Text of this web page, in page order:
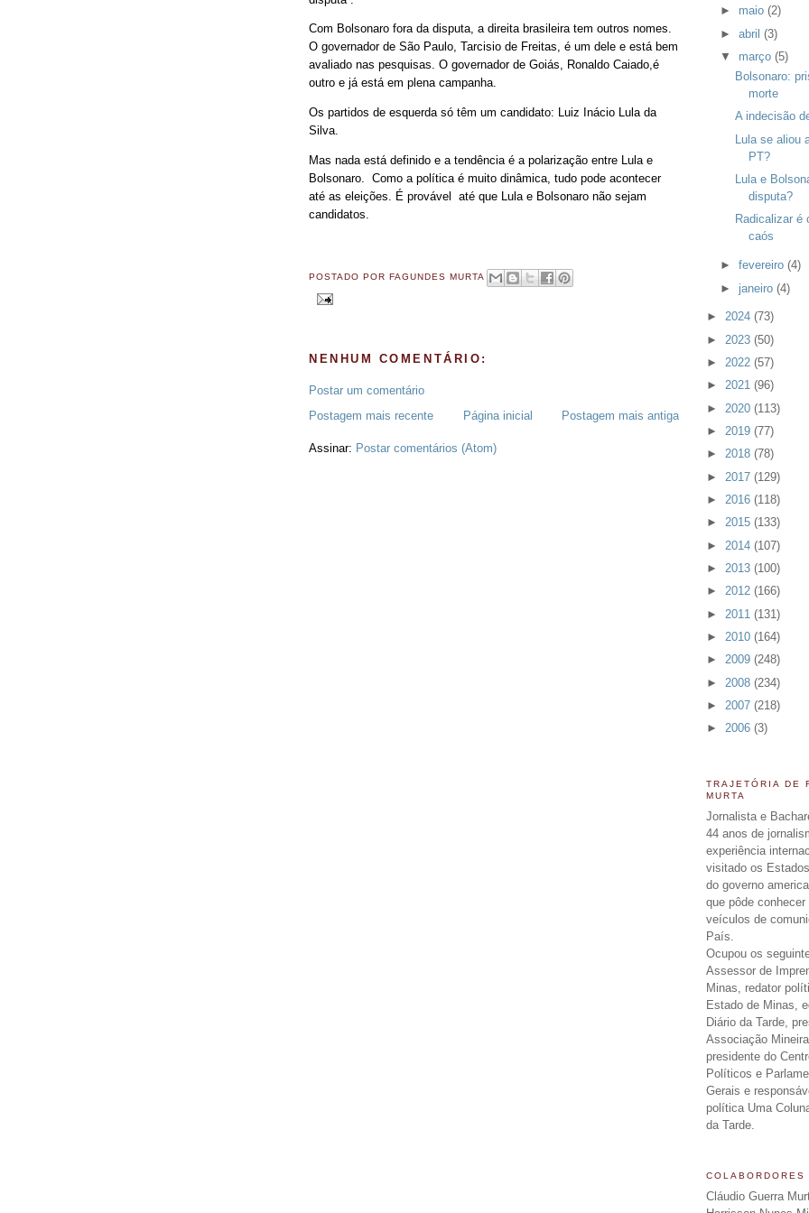
Com Bolsonaro fora da disputa, a direita brasileira tem outros nomes.
O governador de São Paulo, Tarcisio de Freitas, é um dele e está bem
avaliado nas pesquisas. O governador de Goiás, Ronaldo Caiado,é
outro e já está em plena campanha.
Os partidos de esquerda só têm um candidato: Luiz Inácio Lula da
Silva.
Mas nada está definido e a tendência é a polarização entre Lula e
Bolsonaro. Como a política é muito dinâmica, tudo pode acontecer
até as eleições. É provável até que Lula e Bolsonaro não sejam
candidatos.
POSTADO POR FAGUNDES MURTA
NENHUM COMENTÁRIO:
Postar um comentário
Postagem mais recente
Postagem mais antiga
Página inicial
Assinar: Postar comentários (Atom)
► maio(2)
►abril(3)
▼ março(5)
Bolsonaro:
morte
A indecisão
Lula se aliou
PT?
Lula e
disputa?
Radicalizar é
caós
►fevereiro(4)
► janeiro(4)
► 2024 (73)
► 2023 (50)
► 2022 (57)
► 2021 (96)
► 2020 (113)
► 2019 (77)
► 2018 (78)
► 2017 (129)
► 2016 (118)
► 2015 (133)
► 2014 (107)
► 2013 (100)
► 2012 (166)
► 2011 (131)
► 2010 (164)
► 2009 (248)
► 2008 (234)
► 2007 (218)
► 2006 (3)
TRAJETÓRIA DE
MURTA
Jornalista e
44 anos de
experiência
visitado os
do governo
que pôde
veículos de
País.
Ocupou os
Assessor de
Minas, redator
Estado de Minas,
Diário da Tarde,
Associação
presidente do
Políticos e
Gerais e
política Uma
da Tarde.
COLABORDORES
Cláudio Guerra